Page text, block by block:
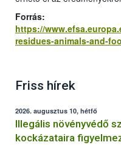
Forrás:
https://
residues-animals-and-
Friss hírek
2026. augusztus 10, hétfő
Illegális növényvédő
kockázataira